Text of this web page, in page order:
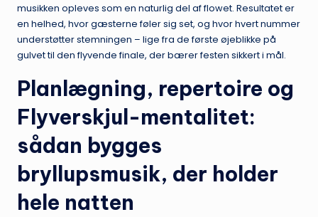
musikken opleves som en naturlig del af flowet. Resultatet er
en helhed, hvor gæsterne føler sig set, og hvor hvert nummer
understøtter stemningen – lige fra de første øjeblikke på
gulvet til den flyvende finale, der bærer festen sikkert i mål.
Planlægning, repertoire og
Flyverskjul-mentalitet:
sådan bygges
bryllupsmusik, der holder
hele natten